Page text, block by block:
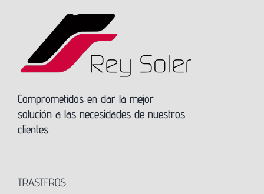
Comprometidos en dar la mejor
solución a las necesidades de nuestros
clientes.
TRASTEROS